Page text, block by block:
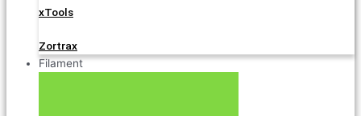
xTools
Zortrax
Filament